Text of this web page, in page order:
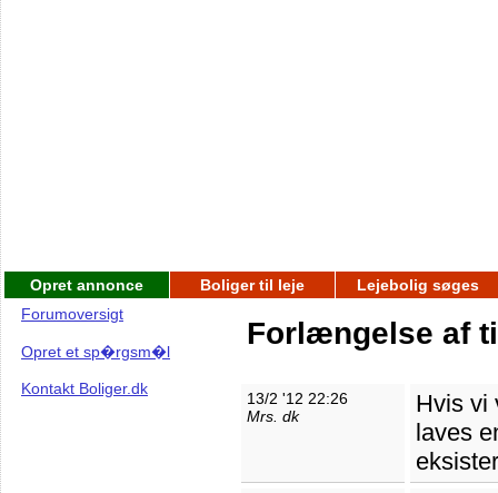
Opret annonce Boliger til leje
Lejebolig søges
Forumoversigt
Opret et sp�rgsm�l
Kontakt Boliger.dk
Forlængelse af
13/2 '12 22:26
Mrs. dk
Hvis vi
laves